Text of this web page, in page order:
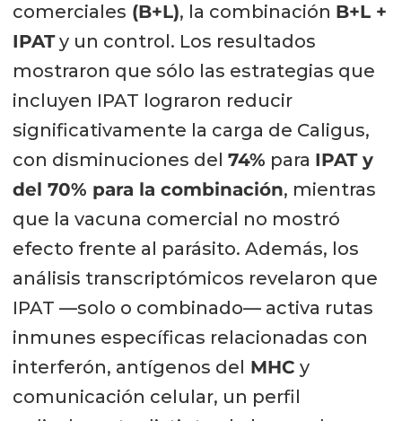
comerciales (B+L), la combinación B+L +
IPATy un control. Los resultados
mostraron que sólo las estrategias que
incluyen IPAT lograron reducir
significativamente la carga de Caligus,
con disminuciones del 74% para IPAT y
del 70% para la combinación, mientras
que la vacuna comercial no mostró
efecto frente al parásito. Además, los
análisis transcriptómicos revelaron que
IPAT —solo o combinado— activa rutas
inmunes específicas relacionadas con
interferón, antígenos del MHC y
comunicación celular, un perfil